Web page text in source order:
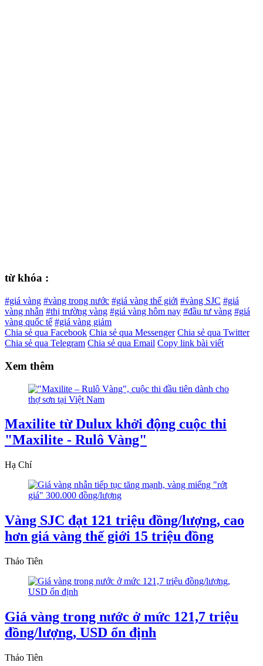
từ khóa :
#giá vàng #vàng trong nước #giá vàng thế giới #vàng SJC #giá
vàng nhẫn #thị trường vàng #giá vàng hôm nay #đầu tư vàng #giá
vàng quốc tế #giá vàng giảm
Chia sẻ qua Facebook Chia sẻ qua Messenger Chia sẻ qua Twitter
Chia sẻ qua Telegram Chia sẻ qua Email Copy link bài viết
Xem thêm
Maxilite từ Dulux khởi động cuộc thi
"Maxilite - Rulô Vàng"
Hạ Chí
Vàng SJC đạt 121 triệu đồng/lượng, cao
hơn giá vàng thế giới 15 triệu đồng
Thảo Tiên
Giá vàng trong nước ở mức 121,7 triệu
đồng/lượng, USD ổn định
Thảo Tiên